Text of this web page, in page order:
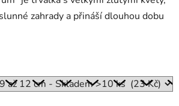
zahrady a přináší dlouhou dobu